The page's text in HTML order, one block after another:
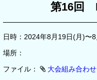
第16回
日時：2024年8月19日(月)〜
場所：
ファイル：
大会組み合わ